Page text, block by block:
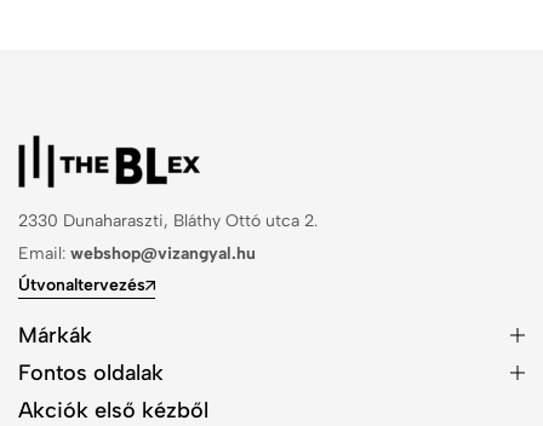
2330 Dunaharaszti, Bláthy Ottó utca 2.
Email: webshop@vizangyal.hu
Útvonaltervezés
Márkák
Fontos oldalak
Akciók első kézből